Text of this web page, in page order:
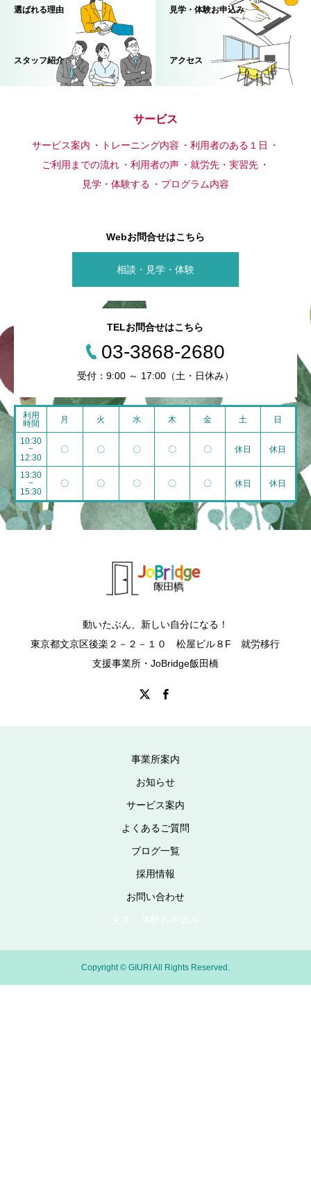
選ばれる理由 見学・体験お申込み
スタッフ紹介 アクセス
サービス
サービス案内 トレーニング内容
利用者のある１日
ご利用までの流れ
利用者の声
就労先・実習先
見学・体験する
プログラム内容
Webお問合せはこちら
相談・見学・体験
TELお問合せはこちら
03-3868-2680
受付：9:00 ～ 17:00（土・日休み）
利用
時間
月 火 水 木 金 土 日
10:30
~
12:30
〇 〇 〇 〇 〇 休日 休日
13:30
~
15:30
〇 〇 〇 〇 〇 休日 休日
動いたぶん、新しい自分になる！
東京都文京区後楽２－２－１０ 松屋ビル８F 就労移行
支援事業所・JoBridge飯田橋
事業所案内
お知らせ
サービス案内
よくあるご質問
ブログ一覧
採用情報
お問い合わせ
見学・体験お申込み
Copyright © GIURI All Rights Reserved.